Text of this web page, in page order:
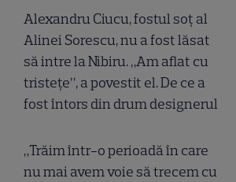
Alexandru Ciucu, fostul soț al
Alinei Sorescu, nu a fost lăsat
să intre la Nibiru. „Am aflat cu
tristețe”, a povestit el. De ce a
fost întors din drum designerul
„Trăim într-o perioadă în care
nu mai avem voie să trecem cu